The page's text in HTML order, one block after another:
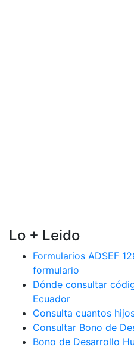
Lo + Leido
Formularios ADSEF
formulario
Dónde consultar
Ecuador
Consulta cuantos
Consultar Bono de
Bono de Desarrollo